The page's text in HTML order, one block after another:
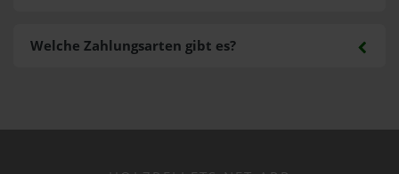
Welche Zahlungsarten gibt es?